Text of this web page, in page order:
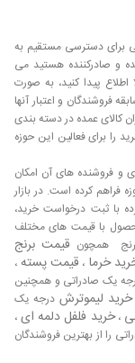
و ویژه ای
می توانند از
مصرف این کشور
صادر نمایند.
و ترکمنستان
با کیفیت بالا
در بازار
واردات
ترکمنستان و
از طریق این نوع
عنوان یکی از
است به
بدست آورد. با
می تواند به
ایجاد
برای دسترسی مستقیم به
و صادرکننده هستید می
اطلاع پیدا کنید، به صورت
فروشندگان و اعتبار آنها
کالای عمده در دسته بندی
برای فعالین این حوزه
و فروشنده های آن امکان
فراهم کرده است. در بازار
با ثبت درخواست خرید،
با قیمت های مختلف
همچون قیمت برنج
خرما ، قیمت پسته ،
یک صادراتی و همچنین
خرید لیموترش درجه یک
،خرید فلفل دلمه ای ،
را از بهترین فروشندگان